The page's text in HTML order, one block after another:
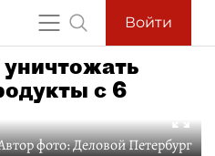
Войти
с 6
фото:Деловой Петербург